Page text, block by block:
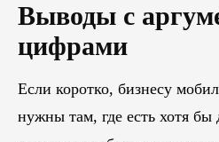
Выводы с
цифрами
Если коротко, бизнесу
нужны там, где есть хотя бы